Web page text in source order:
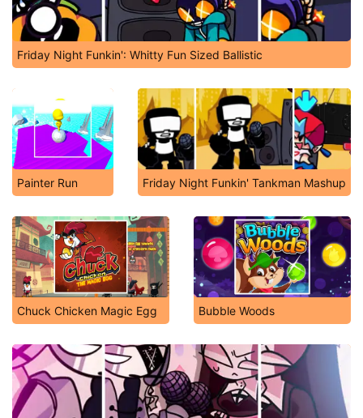
Friday Night Funkin': Whitty Fun Sized Ballistic
Painter Run Friday Night Funkin' Tankman Mashup
Chuck Chicken Magic Egg Bubble Woods